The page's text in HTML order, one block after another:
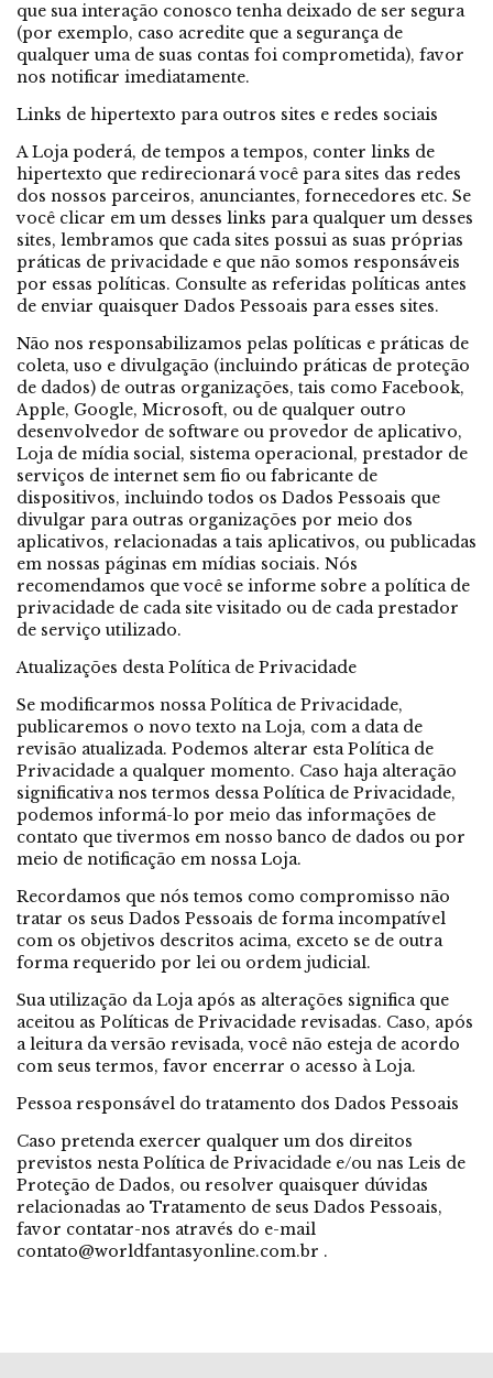
que sua interação conosco tenha deixado de ser segura
(por exemplo, caso acredite que a segurança de
qualquer uma de suas contas foi comprometida), favor
nos notificar imediatamente.
Links de hipertexto para outros sites e redes sociais
A Loja poderá, de tempos a tempos, conter links de
hipertexto que redirecionará você para sites das redes
dos nossos parceiros, anunciantes, fornecedores etc. Se
você clicar em um desses links para qualquer um desses
sites, lembramos que cada sites possui as suas próprias
práticas de privacidade e que não somos responsáveis
por essas políticas. Consulte as referidas políticas antes
de enviar quaisquer Dados Pessoais para esses sites.
Não nos responsabilizamos pelas políticas e práticas de
coleta, uso e divulgação (incluindo práticas de proteção
de dados) de outras organizações, tais como Facebook,
Apple, Google, Microsoft, ou de qualquer outro
desenvolvedor de software ou provedor de aplicativo,
Loja de mídia social, sistema operacional, prestador de
serviços de internet sem fio ou fabricante de
dispositivos, incluindo todos os Dados Pessoais que
divulgar para outras organizações por meio dos
aplicativos, relacionadas a tais aplicativos, ou publicadas
em nossas páginas em mídias sociais. Nós
recomendamos que você se informe sobre a política de
privacidade de cada site visitado ou de cada prestador
de serviço utilizado.
Atualizações desta Política de Privacidade
Se modificarmos nossa Política de Privacidade,
publicaremos o novo texto na Loja, com a data de
revisão atualizada. Podemos alterar esta Política de
Privacidade a qualquer momento. Caso haja alteração
significativa nos termos dessa Política de Privacidade,
podemos informá-lo por meio das informações de
contato que tivermos em nosso banco de dados ou por
meio de notificação em nossa Loja.
Recordamos que nós temos como compromisso não
tratar os seus Dados Pessoais de forma incompatível
com os objetivos descritos acima, exceto se de outra
forma requerido por lei ou ordem judicial.
Sua utilização da Loja após as alterações significa que
aceitou as Políticas de Privacidade revisadas. Caso, após
a leitura da versão revisada, você não esteja de acordo
com seus termos, favor encerrar o acesso à Loja.
Pessoa responsável do tratamento dos Dados Pessoais
Caso pretenda exercer qualquer um dos direitos
previstos nesta Política de Privacidade e/ou nas Leis de
Proteção de Dados, ou resolver quaisquer dúvidas
relacionadas ao Tratamento de seus Dados Pessoais,
favor contatar-nos através do e-mail
contato@worldfantasyonline.com.br .